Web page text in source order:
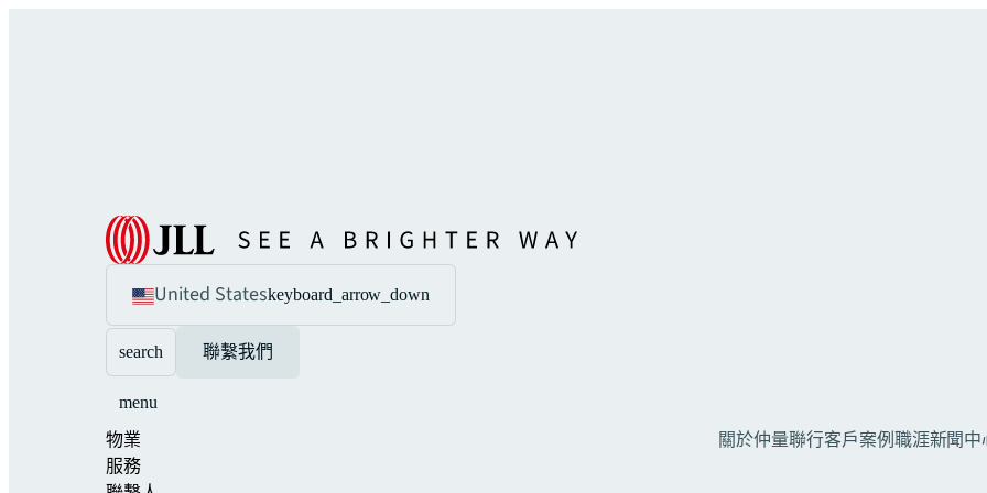
United Stateskeyboard_arrow_down
search 聯繫我們
menu
物業
服務
關於仲量聯行客戶案例職涯新聞中